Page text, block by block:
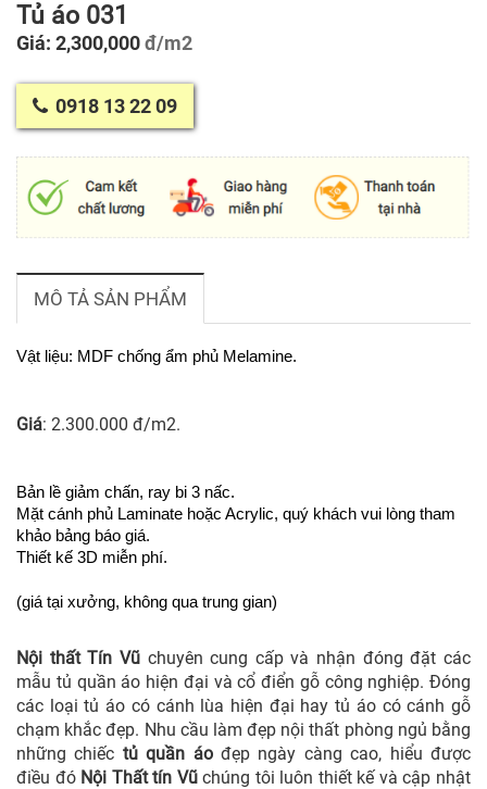
Tủ áo 031
Giá: 2,300,000đ/m2
0918 13 22 09
MÔ TẢ SẢN PHẨM
Vật liệu: MDF chống ẩm phủ Melamine.
Giá: 2.300.000 đ/m2.
Bản lề giảm chấn, ray bi 3 nấc.
Mặt cánh phủ Laminate hoặc Acrylic, quý khách vui lòng tham
khảo bảng báo giá.
Thiết kế 3D miễn phí.
(giá tại xưởng, không qua trung gian)
Nội thất Tín Vũ chuyên cung cấp và nhận đóng đặt các
mẫu tủ quần áo hiện đại và cổ điển gỗ công nghiệp. Đóng
các loại tủ áo có cánh lùa hiện đại hay tủ áo có cánh gỗ
chạm khắc đẹp. Nhu cầu làm đẹp nội thất phòng ngủ bằng
những chiếc tủ quần áođẹp ngày càng cao, hiểu được
điều đó Nội Thất tín Vũchúng tôi luôn thiết kế và cập nhật